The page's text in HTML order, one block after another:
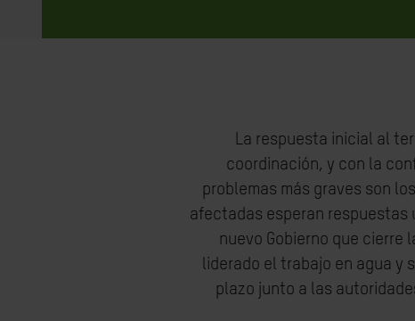
La respuesta inicial al
coordinación, y con la
problemas más graves son
afectadas esperan respuestas
nuevo Gobierno que cierre
liderado el trabajo en agua y
plazo junto a las